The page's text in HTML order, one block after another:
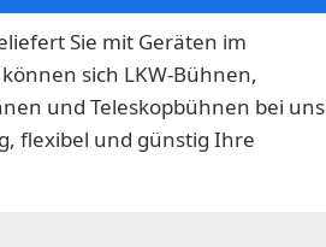
Sie mit Geräten im
sich LKW-Bühnen,
und Teleskopbühnen bei uns
flexibel und günstig Ihre